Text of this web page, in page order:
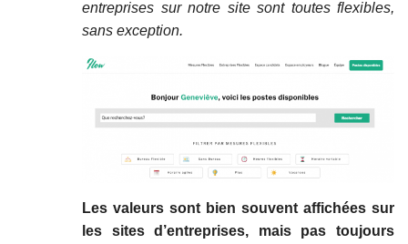
entreprises sur notre site sont toutes flexibles,
sans exception.
Les valeurs sont bien souvent affichées sur
les sites d’entreprises, mais pas toujours